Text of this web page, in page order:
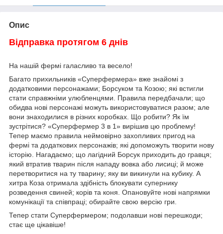
Опис
Відправка протягом 6 днів
На нашій фермі галасливо та весело!
Багато прихильників «Суперфермера» вже знайомі з
додатковими персонажами; Борсуком та Козою; які встигли
стати справжніми улюбленцями. Правила передбачали; що
обидва нові персонажі можуть використовуватися разом; але
вони знаходилися в різних коробках. Що робити? Як їм
зустрітися? «Суперфермер 3 в 1» вирішив цю проблему!
Тепер маємо правила неймовірно захопливих пригод на
фермі та додаткових персонажів; які допоможуть творити нову
історію. Нагадаємо; що лагідний Борсук приходить до гравця;
який втратив тварин після нападу вовка або лисиці; й може
перетворитися на ту тварину; яку ви викинули на кубику. А
хитра Коза отримала здібність блокувати супернику
розведення свиней; корів та коня. Опановуйте нові напрямки
комунікації та співпраці; обирайте свою версію гри.
Тепер стати Суперфермером; подолавши нові перешкоди;
стає ще цікавіше!